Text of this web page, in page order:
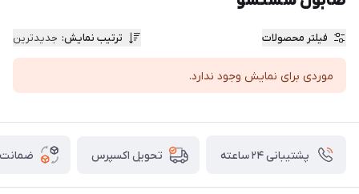
فیلتر محصولات ترتیب نمایش: جدیدترین
موردی برای نمایش وجود ندارد.
پشتیبانی ۲۴ ساعته تحویل اکسپرس ضمانت